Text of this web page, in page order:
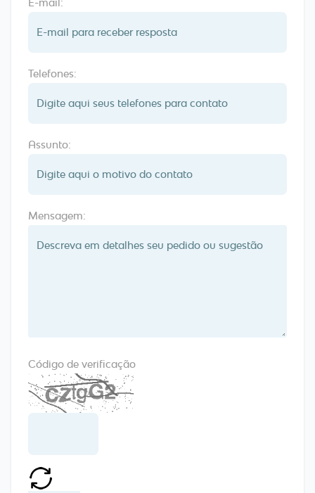
E-mail:
Telefones:
Assunto:
Mensagem:
Código de verificação